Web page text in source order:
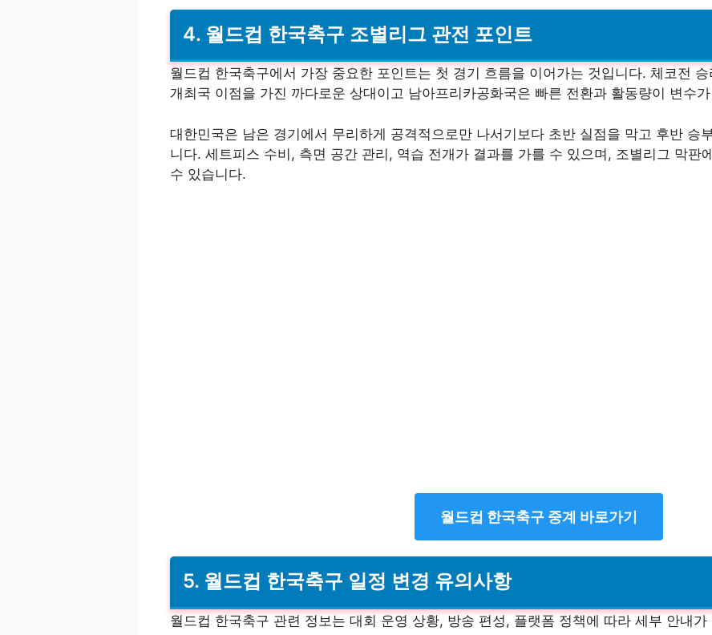
4. 월드컵 한국축구 조별리그 관전 포인트
월드컵 한국축구에서 가장 중요한 포인트는 첫 경기 흐름을 이어가는 것입니다. 체코전
개최국 이점을 가진 까다로운 상대이고 남아프리카공화국은 빠른 전환과 활동량이 변수
대한민국은 남은 경기에서 무리하게 공격적으로만 나서기보다 초반 실점을 막고 후반 승
니다. 세트피스 수비, 측면 공간 관리, 역습 전개가 결과를 가를 수 있으며, 조별리그 막판
수 있습니다.
월드컵 한국축구 중계 바로가기
5. 월드컵 한국축구 일정 변경 유의사항
월드컵 한국축구 관련 정보는 대회 운영 상황, 방송 편성, 플랫폼 정책에 따라 세부 안내